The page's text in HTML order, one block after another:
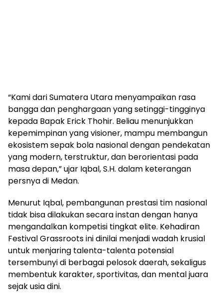
“Kami dari Sumatera Utara menyampaikan rasa
bangga dan penghargaan yang setinggi-tingginya
kepada Bapak Erick Thohir. Beliau menunjukkan
kepemimpinan yang visioner, mampu membangun
ekosistem sepak bola nasional dengan pendekatan
yang modern, terstruktur, dan berorientasi pada
masa depan,” ujar Iqbal, S.H. dalam keterangan
persnya di Medan.
Menurut Iqbal, pembangunan prestasi tim nasional
tidak bisa dilakukan secara instan dengan hanya
mengandalkan kompetisi tingkat elite. Kehadiran
Festival Grassroots ini dinilai menjadi wadah krusial
untuk menjaring talenta-talenta potensial
tersembunyi di berbagai pelosok daerah, sekaligus
membentuk karakter, sportivitas, dan mental juara
sejak usia dini.